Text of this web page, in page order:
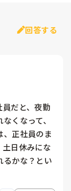
回答する
だと、夜勤
くなって、
、正社員のま
日休みにな
るかな？とい